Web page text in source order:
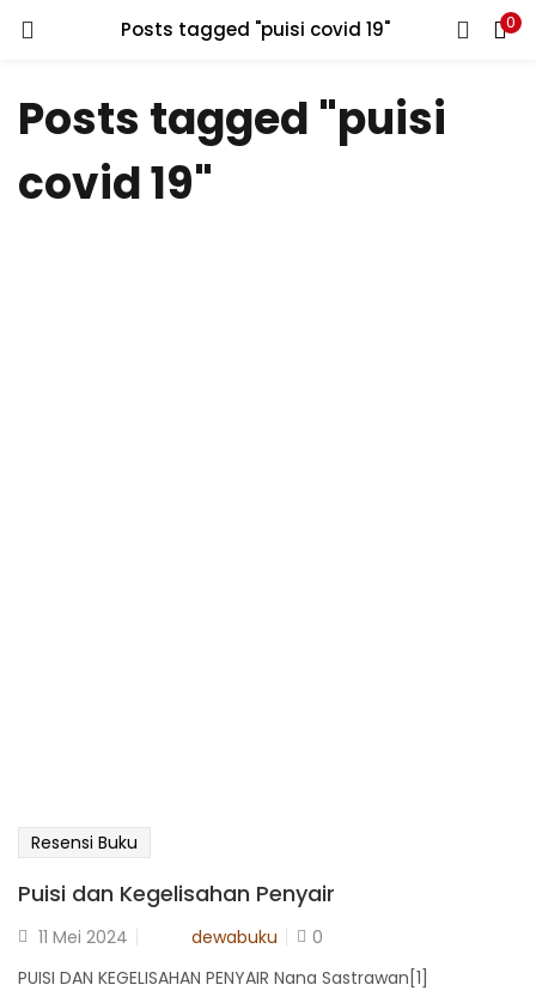
Posts tagged "puisi covid 19" 0
LOGIN REGISTER
Enter your username and password to login.
Posts tagged "puisi
covid 19"
Resensi Buku
Puisi dan Kegelisahan Penyair
11 Mei 2024 dewabuku
0
PUISI DAN KEGELISAHAN PENYAIR Nana Sastrawan[1]